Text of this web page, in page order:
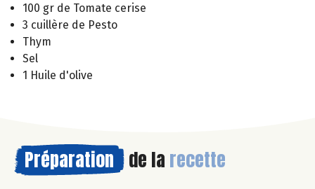
100 gr de Tomate cerise
3 cuillère de Pesto
Thym
Sel
1 Huile d'olive
Préparation de la recette